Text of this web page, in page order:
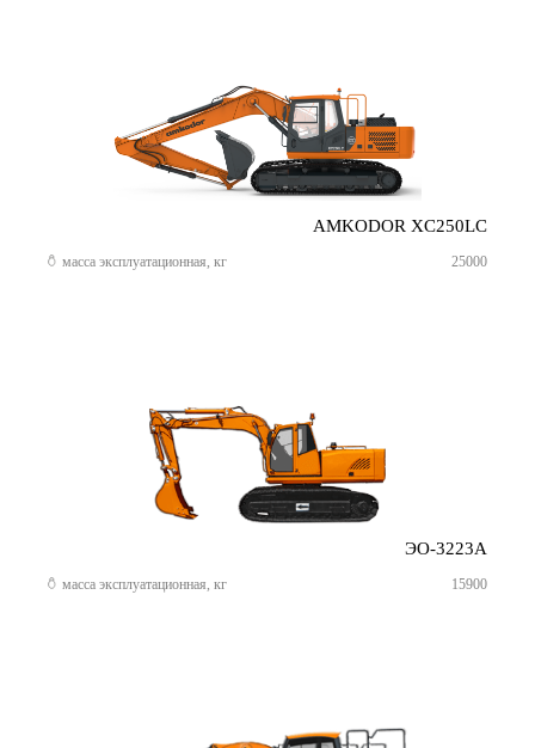
AMKODOR XC250LC
масса эксплуатационная, кг 25000
ЭО-3223А
масса эксплуатационная, кг 15900